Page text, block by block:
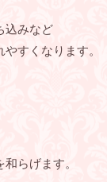
込みなど
すくなります。
らげます。